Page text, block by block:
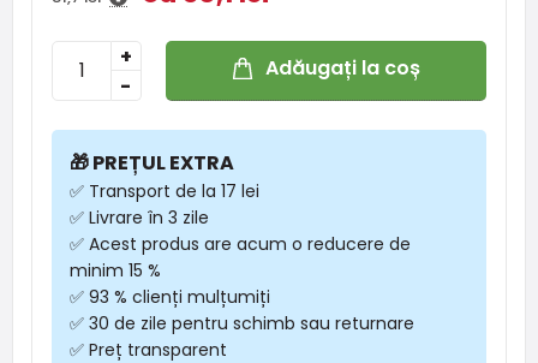
-
+ Adăugați la coș
🎁 PREȚUL EXTRA
✅ Transport de la 17 lei
✅ Livrare în 3 zile
✅ Acest produs are acum o reducere de
minim 15 %
✅ 93 % clienți mulțumiți
✅ 30 de zile pentru schimb sau returnare
✅ Preț transparent